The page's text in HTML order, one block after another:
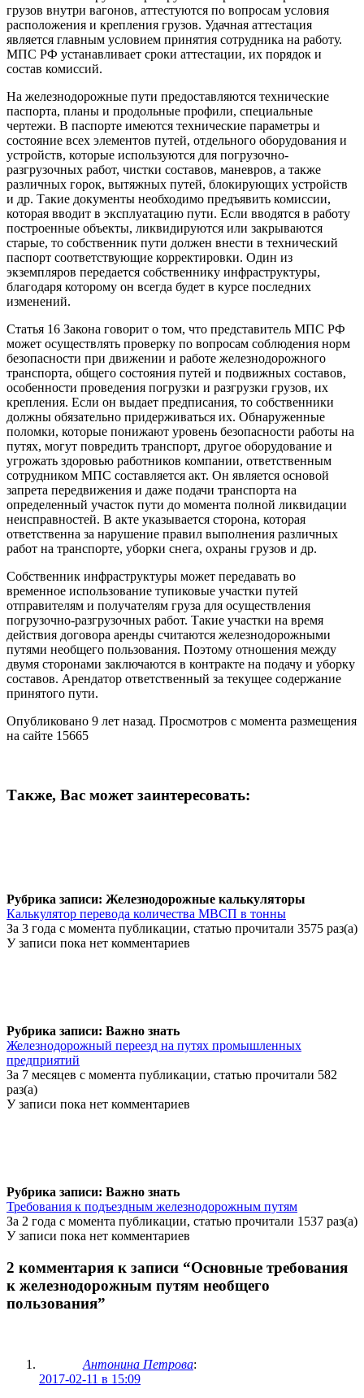
грузов внутри вагонов, аттестуются по вопросам условия
расположения и крепления грузов. Удачная аттестация
является главным условием принятия сотрудника на работу.
МПС РФ устанавливает сроки аттестации, их порядок и
состав комиссий.
На железнодорожные пути предоставляются технические
паспорта, планы и продольные профили, специальные
чертежи. В паспорте имеются технические параметры и
состояние всех элементов путей, отдельного оборудования и
устройств, которые используются для погрузочно-
разгрузочных работ, чистки составов, маневров, а также
различных горок, вытяжных путей, блокирующих устройств
и др. Такие документы необходимо предъявить комиссии,
которая вводит в эксплуатацию пути. Если вводятся в работу
построенные объекты, ликвидируются или закрываются
старые, то собственник пути должен внести в технический
паспорт соответствующие корректировки. Один из
экземпляров передается собственнику инфраструктуры,
благодаря которому он всегда будет в курсе последних
изменений.
Статья 16 Закона говорит о том, что представитель МПС РФ
может осуществлять проверку по вопросам соблюдения норм
безопасности при движении и работе железнодорожного
транспорта, общего состояния путей и подвижных составов,
особенности проведения погрузки и разгрузки грузов, их
крепления. Если он выдает предписания, то собственники
должны обязательно придерживаться их. Обнаруженные
поломки, которые понижают уровень безопасности работы на
путях, могут повредить транспорт, другое оборудование и
угрожать здоровью работников компании, ответственным
сотрудником МПС составляется акт. Он является основой
запрета передвижения и даже подачи транспорта на
определенный участок пути до момента полной ликвидации
неисправностей. В акте указывается сторона, которая
ответственна за нарушение правил выполнения различных
работ на транспорте, уборки снега, охраны грузов и др.
Собственник инфраструктуры может передавать во
временное использование тупиковые участки путей
отправителям и получателям груза для осуществления
погрузочно-разгрузочных работ. Такие участки на время
действия договора аренды считаются железнодорожными
путями необщего пользования. Поэтому отношения между
двумя сторонами заключаются в контракте на подачу и уборку
составов. Арендатор ответственный за текущее содержание
принятого пути.
Опубликовано 9 лет назад. Просмотров с момента размещения
на сайте 15665
Также, Вас может заинтересовать:
Рубрика записи: Железнодорожные калькуляторы
Калькулятор перевода количества МВСП в тонны
За 3 года с момента публикации, статью прочитали 3575 раз(а)
У записи пока нет комментариев
Рубрика записи: Важно знать
Железнодорожный переезд на путях промышленных
предприятий
За 7 месяцев с момента публикации, статью прочитали 582
раз(а)
У записи пока нет комментариев
Рубрика записи: Важно знать
Требования к подъездным железнодорожным путям
За 2 года с момента публикации, статью прочитали 1537 раз(а)
У записи пока нет комментариев
2 комментария к записи “Основные требования
к железнодорожным путям необщего
пользования”
Антонина Петрова:
2017-02-11 в 15:09